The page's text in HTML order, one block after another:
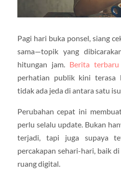
Pagi hari buka ponsel, siang
sama—topik yang
hitungan jam. Berita terbaru
perhatian publik kini terasa
tidak ada jeda di antara satu
Perubahan cepat ini
perlu selalu update. Bukan
terjadi, tapi juga supaya
percakapan sehari-hari, baik
ruang digital.